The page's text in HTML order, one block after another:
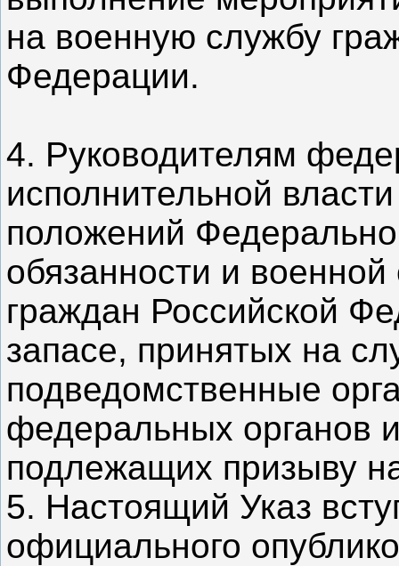
на военную службу
Федерации.
4. Руководителям
исполнительной
положений
обязанности и
граждан Российской
запасе, принятых на
подведомственные
федеральных органов
подлежащих призыву
5. Настоящий Указ
официального